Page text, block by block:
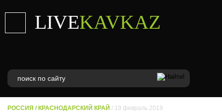
LIVEKAVKAZ
РОССИЯ / КРАСНОДАРСКИЙ КРАЙ / 19 февраль 2019